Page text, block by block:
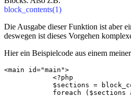
block_contents(1)
Die Ausgabe dieser Funktion ist aber
deswegen ist dieses Vorgehen
Hier ein Beispielcode aus einem
<main id="main">
            <?php
$sections =
foreach ($sections